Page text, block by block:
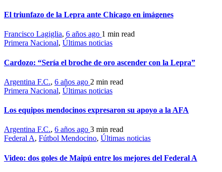
El triunfazo de la Lepra ante Chicago en imágenes
Francisco Lagiglia, 6 años ago 1 min read
Primera Nacional, Últimas noticias
Cardozo: “Sería el broche de oro ascender con la Lepra”
Argentina F.C., 6 años ago 2 min read
Primera Nacional, Últimas noticias
Los equipos mendocinos expresaron su apoyo a la AFA
Argentina F.C., 6 años ago 3 min read
Federal A, Fútbol Mendocino, Últimas noticias
Video: dos goles de Maipú entre los mejores del Federal A